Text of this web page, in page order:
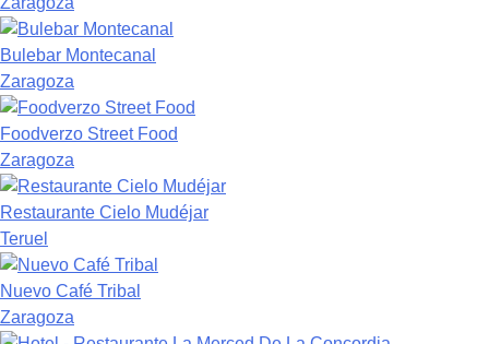
Bulebar Montecanal
Zaragoza
Foodverzo Street Food
Zaragoza
Restaurante Cielo Mudéjar
Teruel
Nuevo Café Tribal
Zaragoza